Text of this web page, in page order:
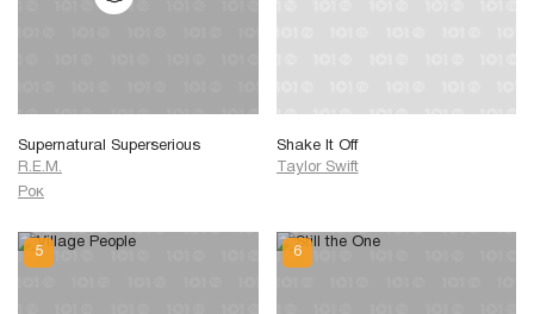
Supernatural Superserious
R.E.M.
Рок
Shake It Off
Taylor Swift